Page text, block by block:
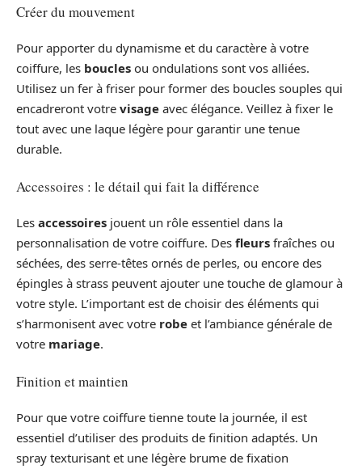
Créer du mouvement
Pour apporter du dynamisme et du caractère à votre
coiffure, les boucles ou ondulations sont vos alliées.
Utilisez un fer à friser pour former des boucles souples qui
encadreront votre visage avec élégance. Veillez à fixer le
tout avec une laque légère pour garantir une tenue
durable.
Accessoires : le détail qui fait la différence
Les accessoires jouent un rôle essentiel dans la
personnalisation de votre coiffure. Des fleurs fraîches ou
séchées, des serre-têtes ornés de perles, ou encore des
épingles à strass peuvent ajouter une touche de glamour à
votre style. L’important est de choisir des éléments qui
s’harmonisent avec votre robe et l’ambiance générale de
votre mariage.
Finition et maintien
Pour que votre coiffure tienne toute la journée, il est
essentiel d’utiliser des produits de finition adaptés. Un
spray texturisant et une légère brume de fixation